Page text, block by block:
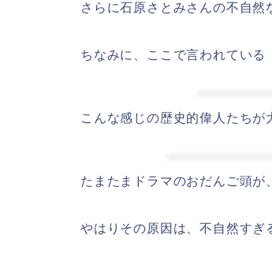
さらに石原さとみさんの不自然
ちなみに、ここで言われてい
こんな感じの歴史的偉人たちが
たまたまドラマのおだんご頭
やはりその原因は、不自然すぎ